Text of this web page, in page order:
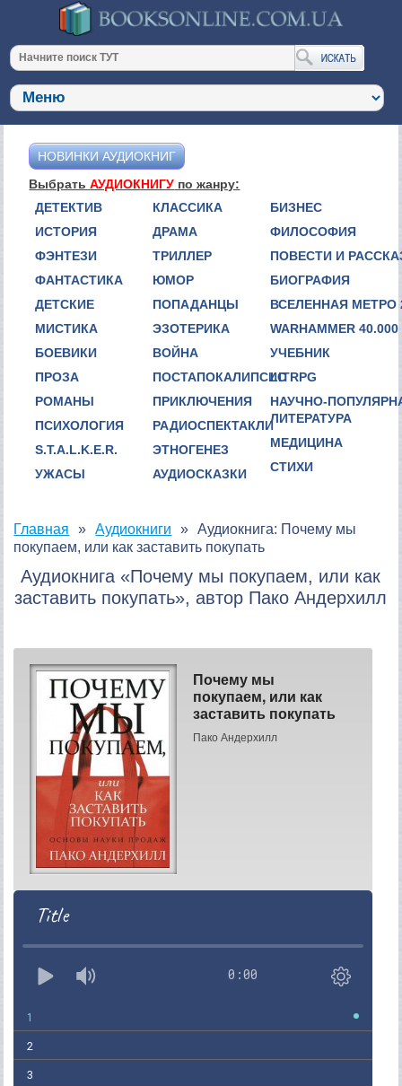
НОВИНКИ АУДИОКНИГ
ВыбратьАУДИОКНИГУ по жанру:
ДЕТЕКТИВ
ИСТОРИЯ
ФЭНТЕЗИ
ФАНТАСТИКА
ДЕТСКИЕ
МИСТИКА
БОЕВИКИ
ПРОЗА
РОМАНЫ
ПСИХОЛОГИЯ
S.T.A.L.K.E.R.
УЖАСЫ
КЛАССИКА
ДРАМА
ТРИЛЛЕР
ЮМОР
ПОПАДАНЦЫ
ЭЗОТЕРИКА
ВОЙНА
ПОСТАПОКАЛИПСИС
ПРИКЛЮЧЕНИЯ
РАДИОСПЕКТАКЛИ
ЭТНОГЕНЕЗ
АУДИОСКАЗКИ
БИЗНЕС
ФИЛОСОФИЯ
ПОВЕСТИ И
БИОГРАФИЯ
ВСЕЛЕННАЯ МЕТРО
WARHAMMER 40.000
УЧЕБНИК
LITRPG
НАУЧНО-
ЛИТЕРАТУРА
МЕДИЦИНА
СТИХИ
Главная Аудиокниги
Аудиокнига: Почему мы
покупаем, или как заставить покупать
Аудиокнига «Почему мы покупаем, или как
заставить покупать», автор Пако Андерхилл
Почему мы
покупаем, или как
заставить покупать
Пако Андерхилл
Title
0:00
1
2
3